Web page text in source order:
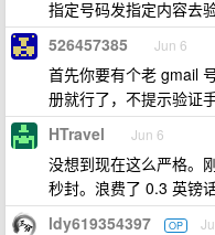
指定号码发指定内容去
526457385 Jun 6
首先你要有个老 gmail
册就行了，不提示验证
HTravel Jun 6
没想到现在这么严格。
秒封。浪费了 0.3 英镑
ldy619354397 OP